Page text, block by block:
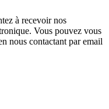
à recevoir nos
Vous pouvez vous
nous contactant par email